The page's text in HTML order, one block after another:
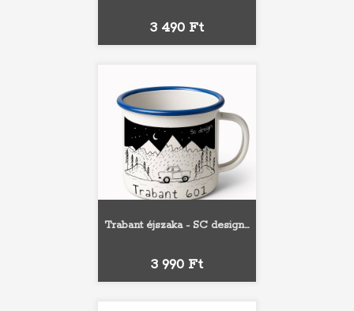
Ár
3 490 Ft
Trabant éjszaka - SC design...
Ár
3 990 Ft